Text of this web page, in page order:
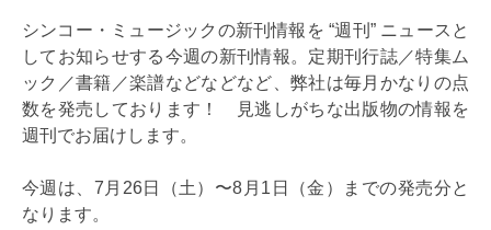
シンコー・ミュージックの新刊情報を “週刊” ニュースと
してお知らせする今週の新刊情報。定期刊行誌／特集ム
ック／書籍／楽譜などなどなど、弊社は毎月かなりの点
数を発売しております！ 見逃しがちな出版物の情報を
週刊でお届けします。
今週は、7月26日（土）〜8月1日（金）までの発売分と
なります。